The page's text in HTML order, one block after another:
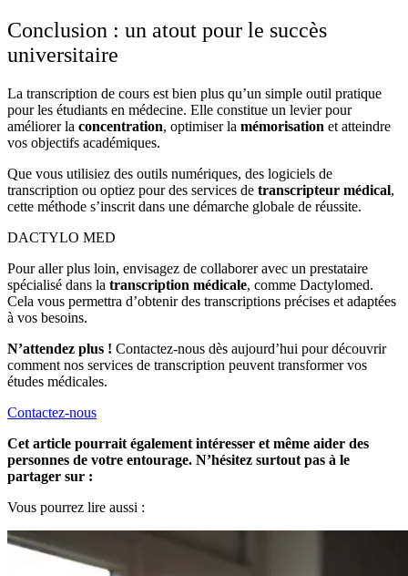
Conclusion : un atout pour le succès
universitaire
La transcription de cours est bien plus qu’un simple outil pratique
pour les étudiants en médecine. Elle constitue un levier pour
améliorer la concentration, optimiser la mémorisation et atteindre
vos objectifs académiques.
Que vous utilisiez des outils numériques, des logiciels de
transcription ou optiez pour des services de transcripteur médical,
cette méthode s’inscrit dans une démarche globale de réussite.
DACTYLO MED
Pour aller plus loin, envisagez de collaborer avec un prestataire
spécialisé dans la transcription médicale, comme Dactylomed.
Cela vous permettra d’obtenir des transcriptions précises et adaptées
à vos besoins.
N’attendez plus ! Contactez-nous dès aujourd’hui pour découvrir
comment nos services de transcription peuvent transformer vos
études médicales.
Contactez-nous
Cet article pourrait également intéresser et même aider des
personnes de votre entourage. N’hésitez surtout pas à le
partager sur :
Vous pourrez lire aussi :